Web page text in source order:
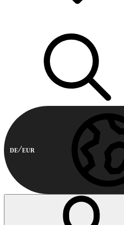
DE EUR